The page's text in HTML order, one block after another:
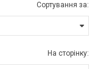
Сортування за:
На сторінку: